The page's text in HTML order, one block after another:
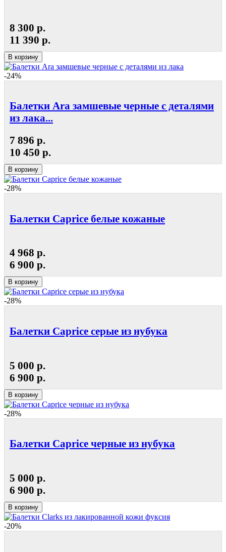
8 300 р.
11 390 р.
В корзину
-24%
Балетки Ara замшевые черные с деталями
из лака...
7 896 р.
10 450 р.
В корзину
-28%
Балетки Caprice белые кожаные
4 968 р.
6 900 р.
В корзину
-28%
Балетки Caprice серые из нубука
5 000 р.
6 900 р.
В корзину
-28%
Балетки Caprice черные из нубука
5 000 р.
6 900 р.
В корзину
-20%